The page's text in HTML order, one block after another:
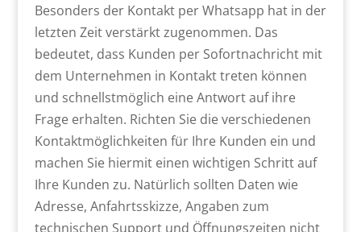
Besonders der Kontakt per Whatsapp hat in der
letzten Zeit verstärkt zugenommen. Das
bedeutet, dass Kunden per Sofortnachricht mit
dem Unternehmen in Kontakt treten können
und schnellstmöglich eine Antwort auf ihre
Frage erhalten. Richten Sie die verschiedenen
Kontaktmöglichkeiten für Ihre Kunden ein und
machen Sie hiermit einen wichtigen Schritt auf
Ihre Kunden zu. Natürlich sollten Daten wie
Adresse, Anfahrtsskizze, Angaben zum
technischen Support und Öffnungszeiten nicht